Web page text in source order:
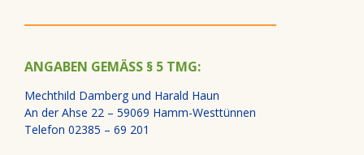
ANGABEN GEMÄSS § 5 TMG:
Mechthild Damberg und Harald Haun
An der Ahse 22 – 59069 Hamm-Westtünnen
Telefon 02385 – 69 201